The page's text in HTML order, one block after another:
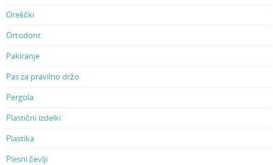
Oreščki
Ortodont
Pakiranje
Pas za pravilno držo
Pergola
Plastični izdelki
Plastika
Plesni čevlji